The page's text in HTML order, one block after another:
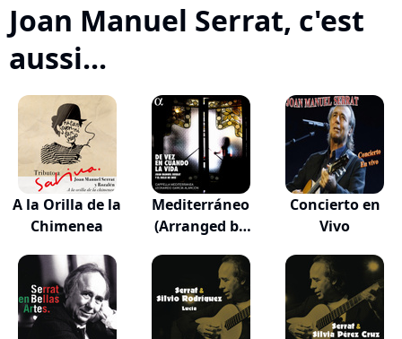
Joan Manuel Serrat, c'est
aussi...
A la Orilla de la
Chimenea
Mediterráneo
(Arranged by
Concierto en
Vivo